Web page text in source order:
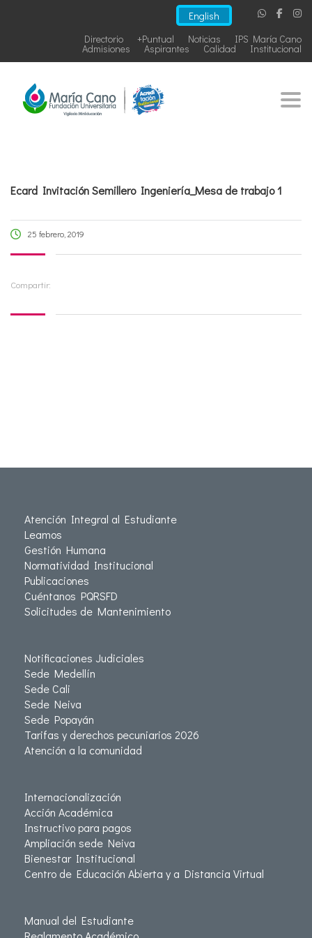
English
IPS María Cano
Noticias
+Puntual
Directorio
Institucional
Calidad
Aspirantes
Admisiones
Ecard Invitación Semillero Ingeniería_Mesa de trabajo 1
25 febrero, 2019
Compartir:
Atención Integral al Estudiante
Leamos
Gestión Humana
Normatividad Institucional
Publicaciones
Cuéntanos PQRSFD
Solicitudes de Mantenimiento
Notificaciones Judiciales
Sede Medellín
Sede Cali
Sede Neiva
Sede Popayán
Tarifas y derechos pecuniarios 2026
Atención a la comunidad
Internacionalización
Acción Académica
Instructivo para pagos
Ampliación sede Neiva
Bienestar Institucional
Centro de Educación Abierta y a Distancia Virtual
Manual del Estudiante